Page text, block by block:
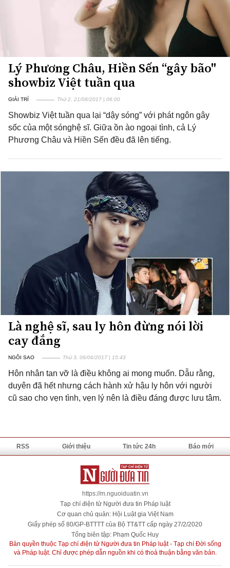
Lý Phương Châu, Hiền Sến “gây bão"
showbiz Việt tuần qua
GIẢI TRÍ Thứ 2, 21/08/2017 | 06:00
Showbiz Việt tuần qua lại “dậy sóng” với phát ngôn gây
sốc của một sónghệ sĩ. Giữa ồn ào ngoại tình, cả Lý
Phương Châu và Hiền Sến đều đã lên tiếng.
Là nghệ sĩ, sau ly hôn đừng nói lời
cay đắng
NGÔI SAO Thứ 3, 06/06/2017 | 15:43
Hôn nhân tan vỡ là điều không ai mong muốn. Dẫu rằng,
duyên đã hết nhưng cách hành xử hậu ly hôn với người
cũ sao cho vẹn tình, vẹn lý nên là điều đáng được lưu tâm.
RSS Giới thiệu Tin tức 24h Báo mới
https://m.nguoiduatin.vn
Tạp chí điện tử Người đưa tin Pháp luật
Cơ quan chủ quản: Hội Luật gia Việt Nam
Giấy phép số 80/GP-BTTTT của Bộ TT&TT cấp ngày 27/2/2020
Tổng biên tập: Phạm Quốc Huy
Bản quyền thuộc Tạp chí điện tử Người đưa tin Pháp luật - Tạp chí Đời sống
và Pháp luật. Chỉ được phép dẫn nguồn khi có thoả thuận bằng văn bản.